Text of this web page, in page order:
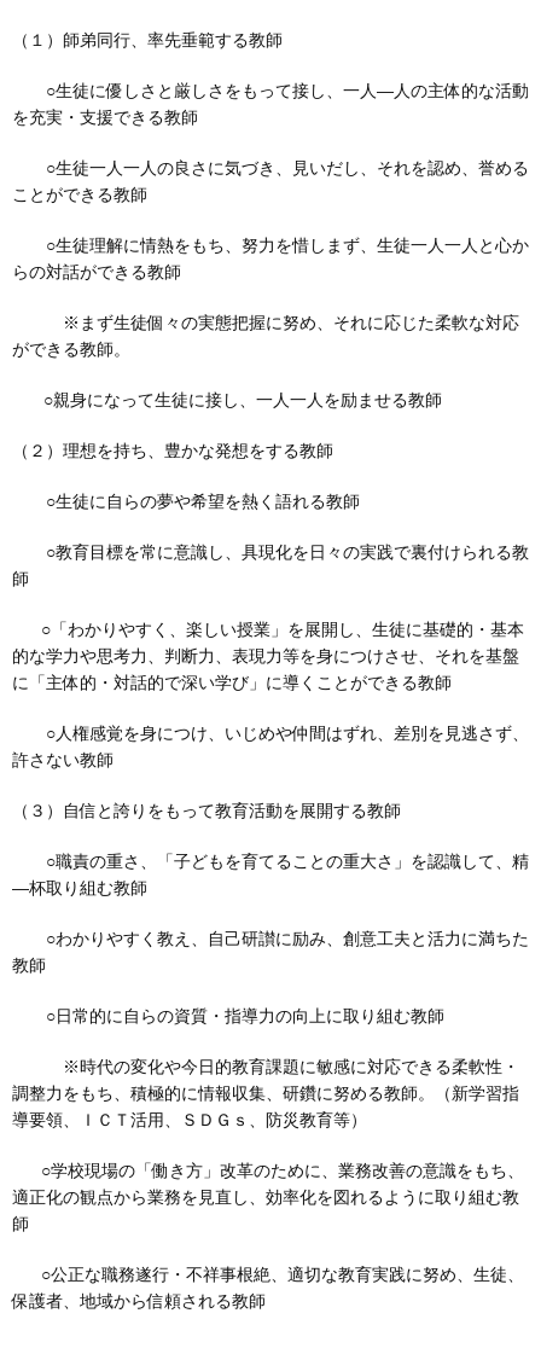
（１）師弟同行、率先垂範する教師
○生徒に優しさと厳しさをもって接し、一人―人の主体的な活動
を充実・支援できる教師
○生徒一人一人の良さに気づき、見いだし、それを認め、誉める
ことができる教師
○生徒理解に情熱をもち、努力を惜しまず、生徒一人一人と心か
らの対話ができる教師
※まず生徒個々の実態把握に努め、それに応じた柔軟な対応
ができる教師。
○親身になって生徒に接し、一人一人を励ませる教師
（２）理想を持ち、豊かな発想をする教師
○生徒に自らの夢や希望を熱く語れる教師
○教育目標を常に意識し、具現化を日々の実践で裏付けられる教
師
○「わかりやすく、楽しい授業」を展開し、生徒に基礎的・基本
的な学力や思考力、判断力、表現力等を身につけさせ、それを基盤
に「主体的・対話的で深い学び」に導くことができる教師
○人権感覚を身につけ、いじめや仲間はずれ、差別を見逃さず、
許さない教師
（３）自信と誇りをもって教育活動を展開する教師
○職責の重さ、「子どもを育てることの重大さ」を認識して、精
―杯取り組む教師
○わかりやすく教え、自己研讃に励み、創意工夫と活力に満ちた
教師
○日常的に自らの資質・指導力の向上に取り組む教師
※時代の変化や今日的教育課題に敏感に対応できる柔軟性・
調整力をもち、積極的に情報収集、研鑽に努める教師。（新学習指
導要領、ＩＣＴ活用、ＳＤＧｓ、防災教育等）
○学校現場の「働き方」改革のために、業務改善の意識をもち、
適正化の観点から業務を見直し、効率化を図れるように取り組む教
師
○公正な職務遂行・不祥事根絶、適切な教育実践に努め、生徒、
保護者、地域から信頼される教師